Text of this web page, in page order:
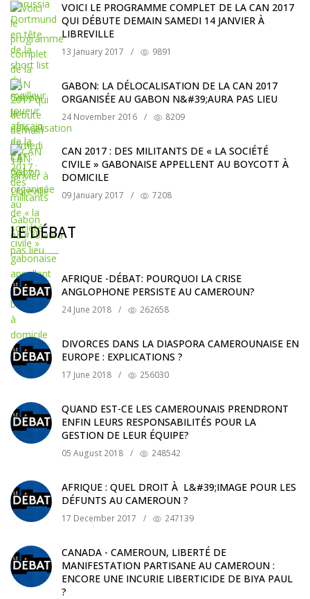
VOICI LE PROGRAMME COMPLET DE LA CAN 2017
QUI DÉBUTE DEMAIN SAMEDI 14 JANVIER À
LIBREVILLE
13 January 2017 / 9891
GABON: LA DÉLOCALISATION DE LA CAN 2017
ORGANISÉE AU GABON N&#39;AURA PAS LIEU
24 November 2016 / 8209
CAN 2017 : DES MILITANTS DE « LA SOCIÉTÉ
CIVILE » GABONAISE APPELLENT AU BOYCOTT À
DOMICILE
09 January 2017 / 7208
LE DÉBAT
AFRIQUE -DÉBAT: POURQUOI LA CRISE
ANGLOPHONE PERSISTE AU CAMEROUN?
24 June 2018 / 262658
DIVORCES DANS LA DIASPORA CAMEROUNAISE EN
EUROPE : EXPLICATIONS ?
17 June 2018 / 256030
QUAND EST-CE LES CAMEROUNAIS PRENDRONT
ENFIN LEURS RESPONSABILITÉS POUR LA
GESTION DE LEUR ÉQUIPE?
05 August 2018 / 248542
AFRIQUE : QUEL DROIT À L&#39;IMAGE POUR LES
DÉFUNTS AU CAMEROUN ?
17 December 2017 / 247139
CANADA - CAMEROUN, LIBERTÉ DE
MANIFESTATION PARTISANE AU CAMEROUN :
ENCORE UNE INCURIE LIBERTICIDE DE BIYA PAUL
?